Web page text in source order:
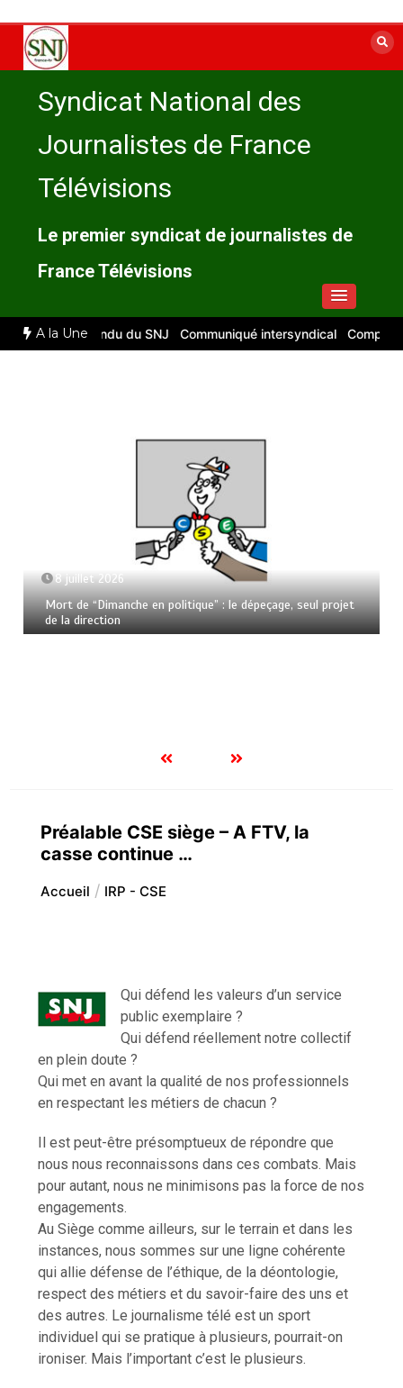
contenu
Syndicat National des
Journalistes de France
Télévisions
Le premier syndicat de journalistes de
France Télévisions
A la Une
: compte rendu du SNJ Communiqué intersyndical Compte-
8 juillet 2026
Mort de “Dimanche en politique” : le dépeçage, seul projet
de la direction
Préalable CSE siège – A FTV, la
casse continue …
Accueil IRP - CSE
Qui défend les valeurs d’un service
public exemplaire ?
Qui défend réellement notre collectif
en plein doute ?
Qui met en avant la qualité de nos professionnels
en respectant les métiers de chacun ?
Il est peut-être présomptueux de répondre que
nous nous reconnaissons dans ces combats. Mais
pour autant, nous ne minimisons pas la force de nos
engagements.
Au Siège comme ailleurs, sur le terrain et dans les
instances, nous sommes sur une ligne cohérente
qui allie défense de l’éthique, de la déontologie,
respect des métiers et du savoir-faire des uns et
des autres. Le journalisme télé est un sport
individuel qui se pratique à plusieurs, pourrait-on
ironiser. Mais l’important c’est le plusieurs.